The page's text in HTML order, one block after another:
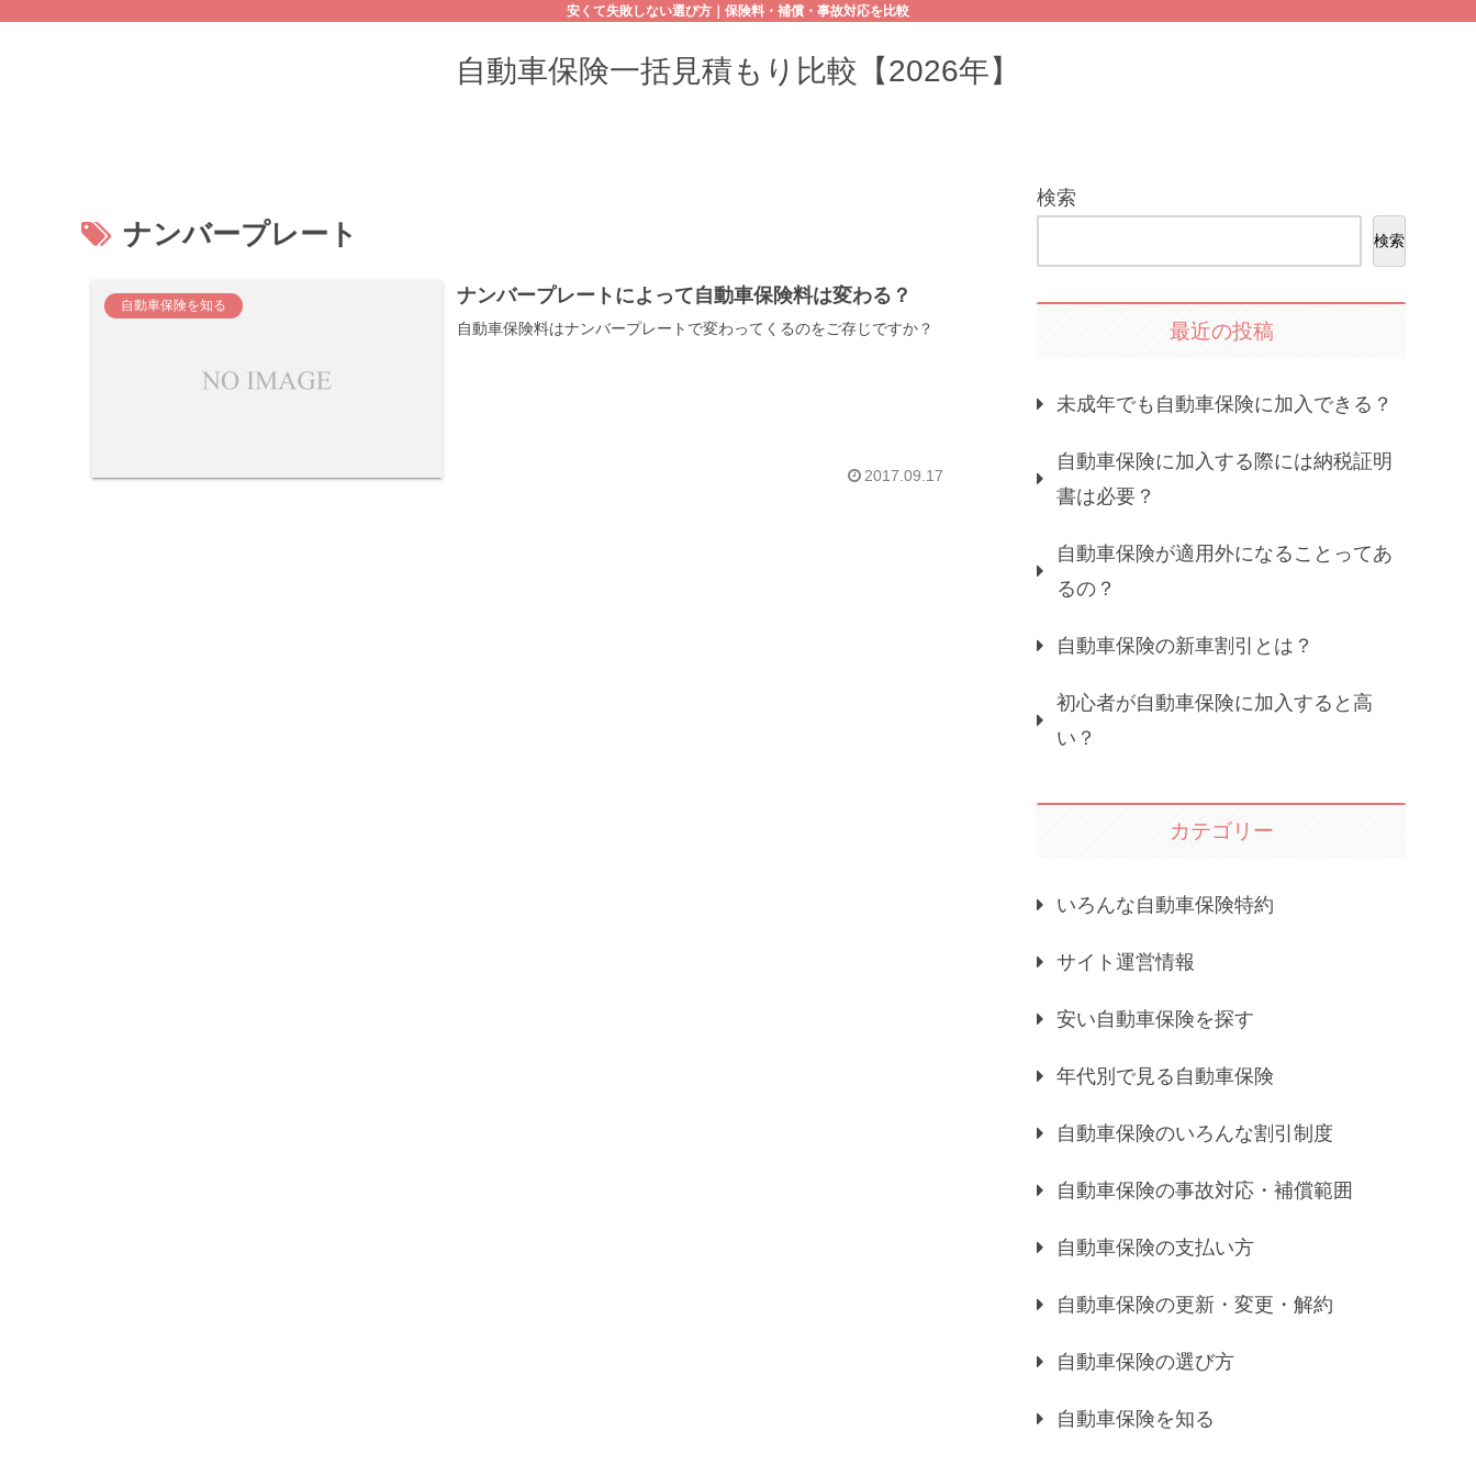
安くて失敗しない選び方｜保険料・補償・事故対応を比較
自動車保険一括見積もり比較【2026年】
ナンバープレート
自動車保険を知る ナンバープレートによって自動車保険料は変わる？
自動車保険料はナンバープレートで変わってくるのをご存じですか？
2017.09.17
検索
検索
最近の投稿
未成年でも自動車保険に加入できる？
自動車保険に加入する際には納税証明
書は必要？
自動車保険が適用外になることってあ
るの？
自動車保険の新車割引とは？
初心者が自動車保険に加入すると高
い？
カテゴリー
いろんな自動車保険特約
サイト運営情報
安い自動車保険を探す
年代別で見る自動車保険
自動車保険のいろんな割引制度
自動車保険の事故対応・補償範囲
自動車保険の支払い方
自動車保険の更新・変更・解約
自動車保険の選び方
自動車保険を知る